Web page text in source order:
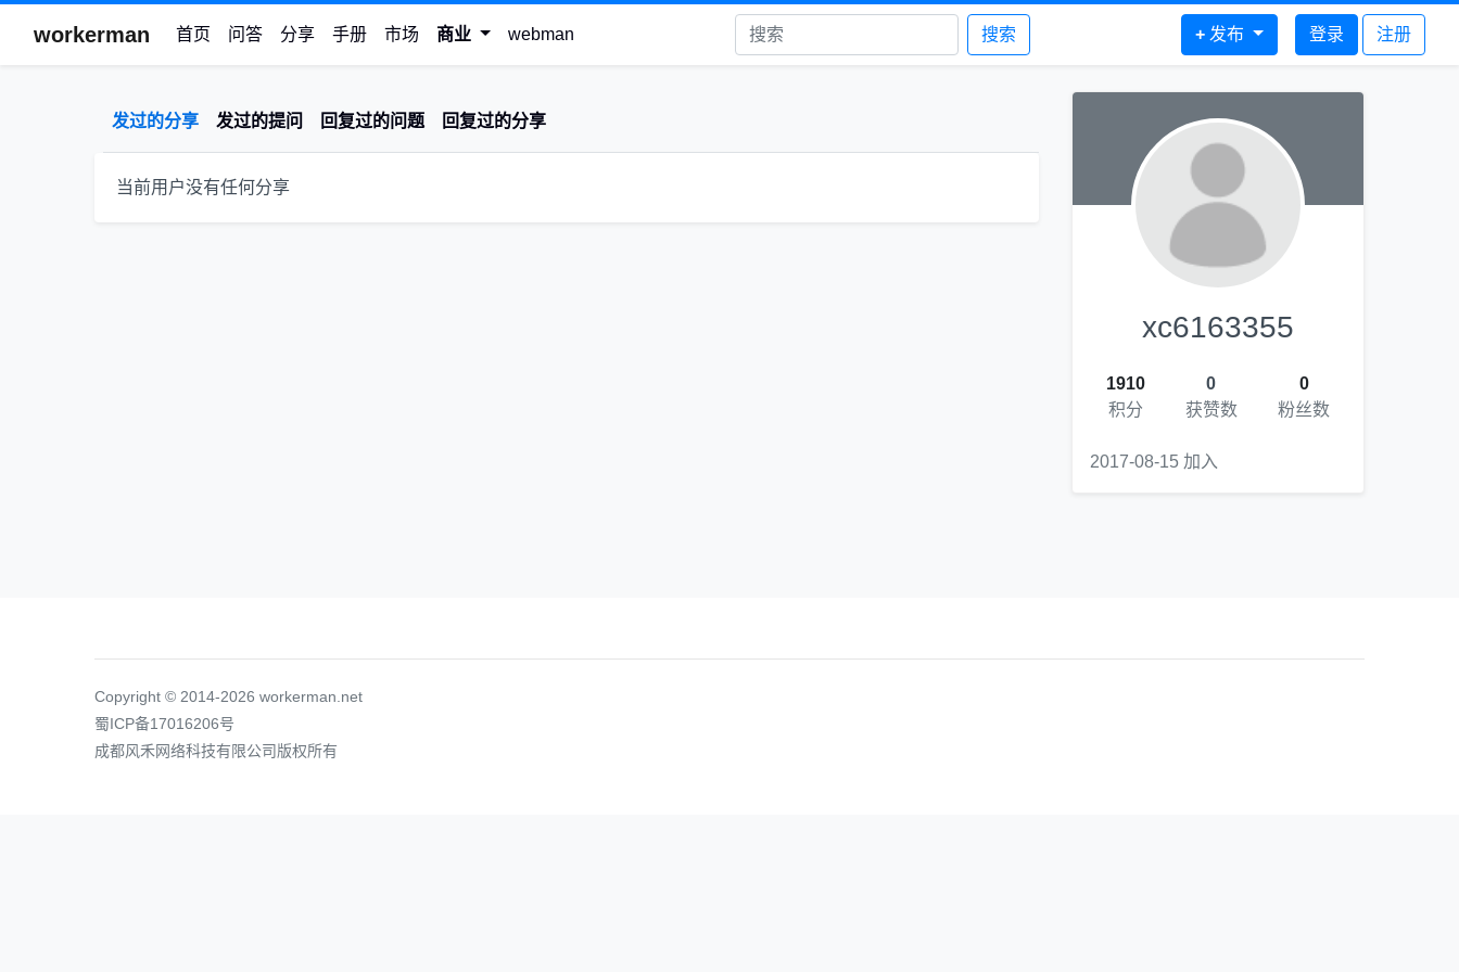
workerman 首页 问答 分享 手册 市场 商业 webman 搜索 + 发布 登录 注册
发过的分享 发过的提问 回复过的问题 回复过的分享
当前用户没有任何分享
xc6163355
1910
积分
0
获赞数
0
粉丝数
2017-08-15 加入
Copyright © 2014-2026 workerman.net
蜀ICP备17016206号
成都风禾网络科技有限公司版权所有